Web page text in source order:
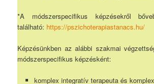
*A módszerspecifikus képzésekről
található: https://pszichoterapiastanacs.hu/
Képzésünkben az alábbi szakmai
módszerspecifikus képzésként:
komplex integratív terapeuta és